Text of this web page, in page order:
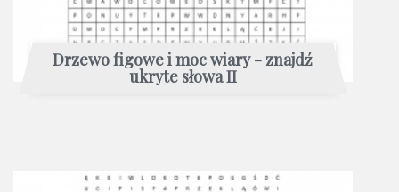
Drzewo figowe i moc wiary - znajdź
ukryte słowa II